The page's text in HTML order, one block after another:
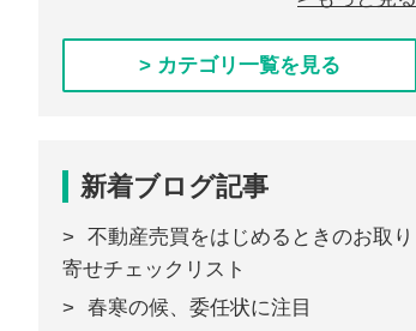
> カテゴリ一覧を見る
新着ブログ記事
不動産売買をはじめるときのお取り
寄せチェックリスト
春寒の候、委任状に注目